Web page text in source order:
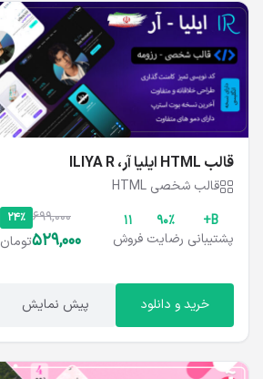
قالب HTML ایلیا آر، ILIYA R
قالب شخصی HTML
B+
پشتیبانی
۹۰%
رضایت
11
فروش
24% 699,000
529,000تومان
خرید و دانلود پیش نمایش